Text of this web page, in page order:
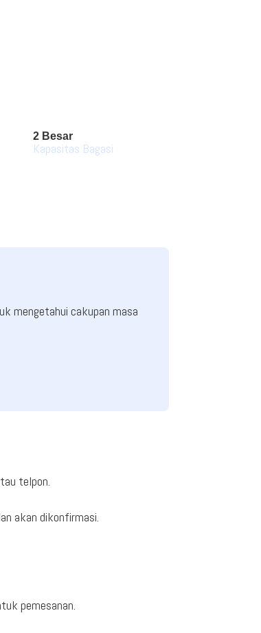
2 Besar
Kapasitas Bagasi
mengetahui cakupan masa
telpon.
akan dikonfirmasi.
pemesanan.